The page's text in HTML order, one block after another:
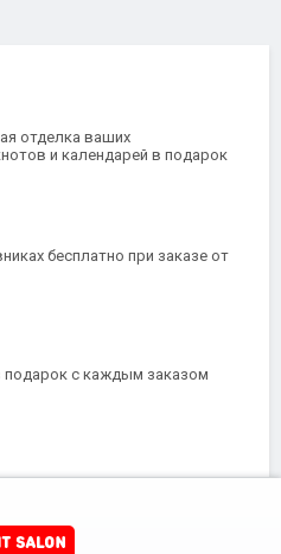
отделка ваших
и календарей в подарок
бесплатно при заказе от
с каждым заказом